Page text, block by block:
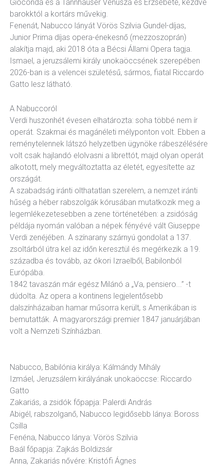
Gioconda és a Tannhäuser Vénusza és Erzsébete, kezdve
barokktól a kortárs művekig.
Fenenát, Nabucco lányát Vörös Szilvia Gundel-díjas,
Junior Prima díjas opera-énekesnő (mezzoszoprán)
alakítja majd, aki 2018 óta a Bécsi Állami Opera tagja.
Ismael, a jeruzsálemi király unokaöccsének szerepében
2026-ban is a velencei születésű, sármos, fiatal Riccardo
Gatto lesz látható.
A Nabuccoról
Verdi huszonhét évesen elhatározta: soha többé nem ír
operát. Szakmai és magánéleti mélyponton volt. Ebben a
reménytelennek látszó helyzetben ügynöke rábeszélésére
volt csak hajlandó elolvasni a librettót, majd olyan operát
alkotott, mely megváltoztatta az életét, egyesítette az
országát.
A szabadság iránti olthatatlan szerelem, a nemzet iránti
hűség a héber rabszolgák kórusában mutatkozik meg a
legemlékezetesebben a zene történetében: a zsidóság
példája nyomán valóban a népek fényévé vált Giuseppe
Verdi zenéjében. A színarany szárnyú gondolat a 137.
zsoltárból útra kel az időn keresztül és megérkezik a 19.
századba és tovább, az ókori Izraelből, Babilonból
Európába.
1842 tavaszán már egész Milánó a „Va, pensiero...” -t
dúdolta. Az opera a kontinens legjelentősebb
dalszínházaiban hamar műsorra került, s Amerikában is
bemutatták. A magyarországi premier 1847 januárjában
volt a Nemzeti Színházban.
Nabucco, Babilónia királya: Kálmándy Mihály
Izmáel, Jeruzsálem királyának unokaöccse: Riccardo
Gatto
Zakariás, a zsidók főpapja: Palerdi András
Abigél, rabszolganő, Nabucco legidősebb lánya: Boross
Csilla
Fenéna, Nabucco lánya: Vörös Szilvia
Baál főpapja: Zajkás Boldizsár
Anna, Zakariás nővére: Kristófi Ágnes